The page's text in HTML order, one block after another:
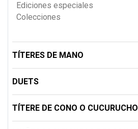
Ediciones especiales
Colecciones
TÍTERES DE MANO
DUETS
TÍTERE DE CONO O CUCURUCHO